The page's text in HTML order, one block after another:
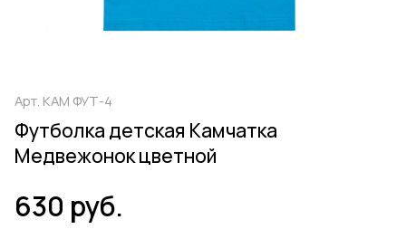
Арт. КАМ ФУТ-4
Футболка детская Камчатка
Медвежонок цветной
630 руб.